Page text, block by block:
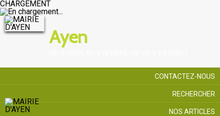
CHARGEMENT
Ayen
CONTACTEZ-NOUS
RECHERCHER
NOS ARTICLES